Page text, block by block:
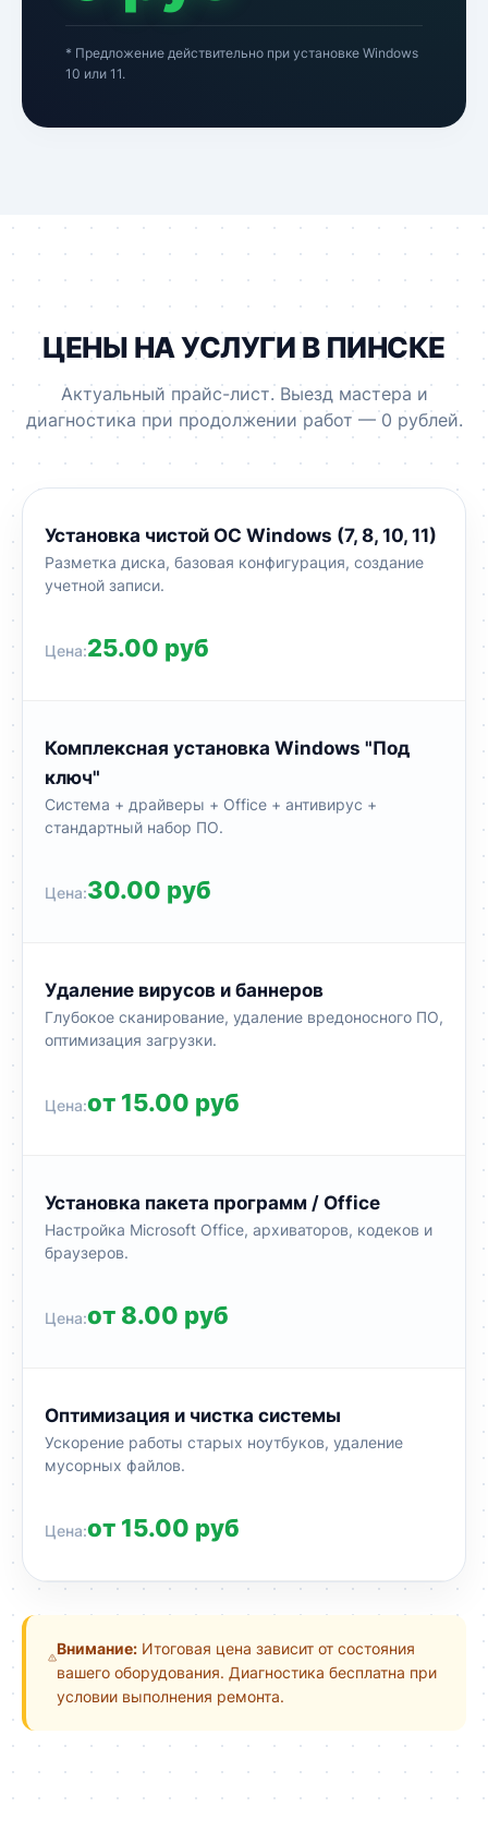
* Предложение действительно при установке Windows
10 или 11.
ЦЕНЫ НА УСЛУГИ В ПИНСКЕ
Актуальный прайс-лист. Выезд мастера и
диагностика при продолжении работ — 0 рублей.
Установка чистой ОС Windows (7, 8, 10, 11)
Разметка диска, базовая конфигурация, создание
учетной записи.
25.00 руб
Комплексная установка Windows "Под
ключ"
Система + драйверы + Office + антивирус +
стандартный набор ПО.
30.00 руб
Удаление вирусов и баннеров
Глубокое сканирование, удаление вредоносного ПО,
оптимизация загрузки.
от 15.00 руб
Установка пакета программ / Office
Настройка Microsoft Office, архиваторов, кодеков и
браузеров.
от 8.00 руб
Оптимизация и чистка системы
Ускорение работы старых ноутбуков, удаление
мусорных файлов.
от 15.00 руб
Внимание:Итоговая цена зависит от состояния
вашего оборудования. Диагностика бесплатна при
условии выполнения ремонта.